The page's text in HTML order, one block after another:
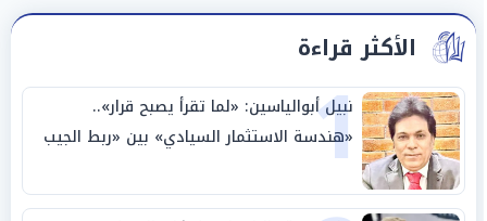
الأكثر قراءة
1
نبيل أبوالياسين: «لما تقرأ يصبح قرار»..
«هندسة الاستثمار السيادي» بين «ربط الجيب
بالوطن» و«سيادة الكلمة»